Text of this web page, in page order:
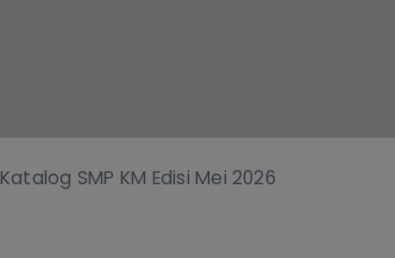
Katalog SMP KM Edisi Mei 2026